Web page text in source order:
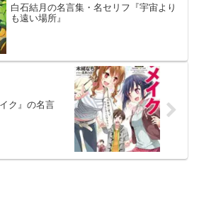
白石結月の名言集・名セリフ『宇宙より
も遠い場所』
ク』の名言